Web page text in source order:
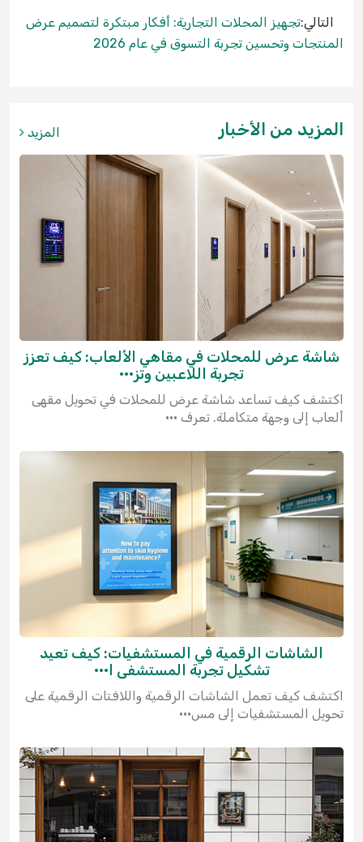
التالي:تجهيز المحلات التجارية: أفكار مبتكرة لتصميم عرض
المنتجات وتحسين تجربة التسوق في عام 2026
المزيد من الأخبار المزيد
شاشة عرض للمحلات في مقاهي الألعاب: كيف تعزز
تجربة اللاعبين وتز···
اكتشف كيف تساعد شاشة عرض للمحلات في تحويل مقهى
ألعاب إلى وجهة متكاملة. تعرف ···
الشاشات الرقمية في المستشفيات: كيف تعيد
تشكيل تجربة المستشفى ا···
اكتشف كيف تعمل الشاشات الرقمية واللافتات الرقمية على
تحويل المستشفيات إلى مس···